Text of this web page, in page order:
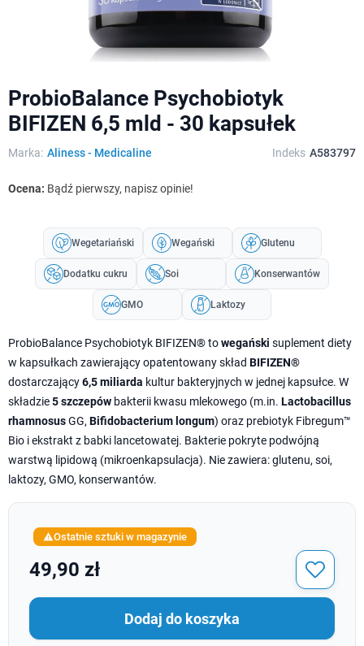
ProbioBalance Psychobiotyk
BIFIZEN 6,5 mld - 30 kapsułek
Marka: Aliness - Medicaline Indeks A583797
Ocena: Bądź pierwszy, napisz opinie!
Wegetariański Wegański Glutenu
Dodatku cukru Soi Konserwantów
GMO Laktozy
ProbioBalance Psychobiotyk BIFIZEN® towegański suplement diety
w kapsułkach zawierający opatentowany skład BIFIZEN®
dostarczający6,5 miliarda kultur bakteryjnych w jednej kapsułce. W
składzie5 szczepów bakterii kwasu mlekowego (m.in. Lactobacillus
rhamnosusGG, Bifidobacterium longum) oraz prebiotyk Fibregum™
Bio i ekstrakt z babki lancetowatej. Bakterie pokryte podwójną
warstwą lipidową (mikroenkapsulacja). Nie zawiera: glutenu, soi,
laktozy, GMO, konserwantów.
Ostatnie sztuki w magazynie
49,90 zł
Dodaj do koszyka